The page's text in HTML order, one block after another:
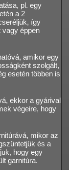
pl. egy
a 2
így
vagy éppen
amikor egy
szolgált,
esetén többen is
ekkor a gyárival
végeire, hogy
mikor az
és a
hogy egy
garnitúra.